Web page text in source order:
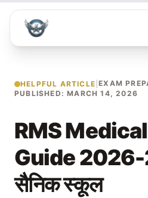
HELPFUL ARTICLE |EXAM
PUBLISHED: MARCH 14, 2026
RMS
Guide 2026-
सैनिक स्कूल